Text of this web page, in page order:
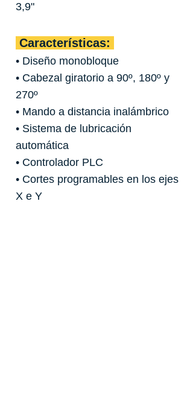
3,9"
Características:
• Diseño monobloque
• Cabezal giratorio a 90º, 180º y
270º
• Mando a distancia inalámbrico
• Sistema de lubricación
automática
• Controlador PLC
• Cortes programables en los ejes
X e Y